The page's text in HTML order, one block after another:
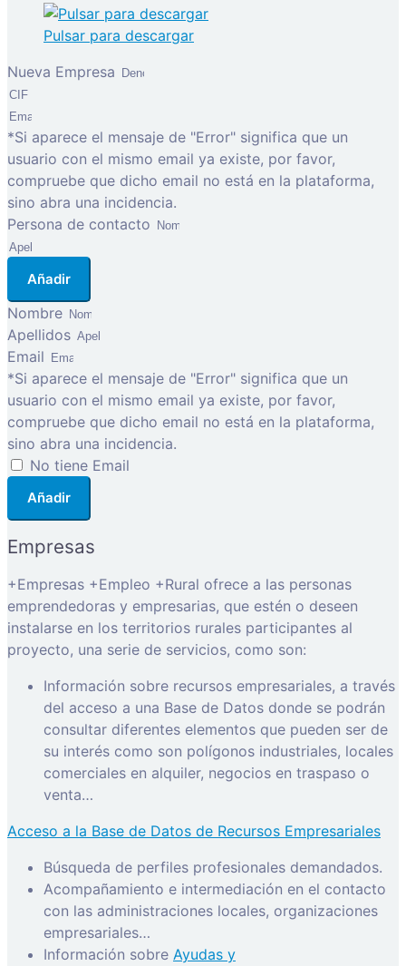
Pulsar para descargar
Nueva Empresa
*Si aparece el mensaje de "Error" significa que un
usuario con el mismo email ya existe, por favor,
compruebe que dicho email no está en la plataforma,
sino abra una incidencia.
Persona de contacto
Añadir
Nombre
Apellidos
Email
*Si aparece el mensaje de "Error" significa que un
usuario con el mismo email ya existe, por favor,
compruebe que dicho email no está en la plataforma,
sino abra una incidencia.
No tiene Email
Añadir
Empresas
+Empresas +Empleo +Rural ofrece a las personas
emprendedoras y empresarias, que estén o deseen
instalarse en los territorios rurales participantes al
proyecto, una serie de servicios, como son:
Información sobre recursos empresariales, a través
del acceso a una Base de Datos donde se podrán
consultar diferentes elementos que pueden ser de
su interés como son polígonos industriales, locales
comerciales en alquiler, negocios en traspaso o
venta…
Acceso a la Base de Datos de Recursos Empresariales
Búsqueda de perfiles profesionales demandados.
Acompañamiento e intermediación en el contacto
con las administraciones locales, organizaciones
empresariales…
Información sobre Ayudas y